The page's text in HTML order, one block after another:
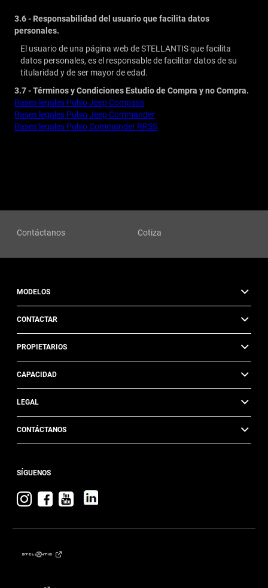
3.6 - Responsabilidad del usuario que facilita datos
personales.
El usuario de una página web de STELLANTIS que facilita
datos personales, es el responsable de facilitar datos de su
titularidad y de ser mayor de edad.
3.7 - Términos y Condiciones Estudio de Compra y no Compra.
Bases legales Pulso Jeep Compass
Bases legales Pulso Jeep Commander
Bases legales Pulso Commander RRSS
Contáctanos Cotiza
MODELOS
CONTACTAR
PROPIETARIOS
CAPACIDAD
LEGAL
CONTÁCTANOS
SÍGUENOS
Visita
en
Visita
en
Visita
en